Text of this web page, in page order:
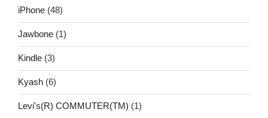
iPhone (48)
Jawbone (1)
Kindle (3)
Kyash (6)
Levi's(R) COMMUTER(TM) (1)